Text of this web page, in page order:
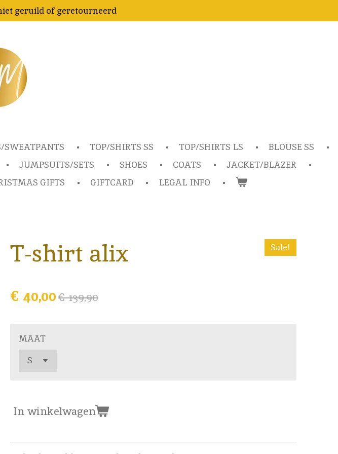
geruild of geretourneerd
SWEATPANTS TOP/SHIRTS SS TOP/SHIRTS LS
BLOUSE SS
JUMPSUITS/SETS SHOES COATS
JACKET/BLAZER
GIFTS GIFTCARD LEGAL INFO
T-shirt alix Sale!
€ 40,00€ 139,90
MAAT
In winkelwagen